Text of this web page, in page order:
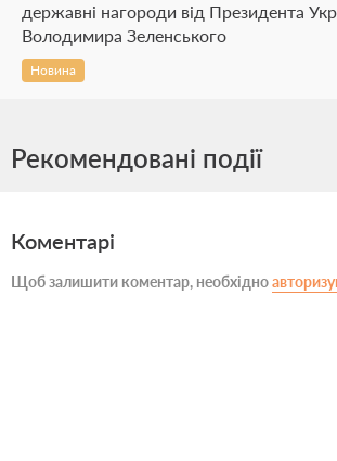
державні нагороди від Президента
Володимира Зеленського
Новина
Рекомендовані події
Коментарі
Щоб залишити коментар, необхідно